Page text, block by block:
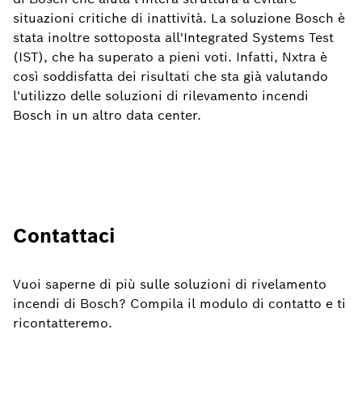
situazioni critiche di inattività. La soluzione Bosch è
stata inoltre sottoposta all'Integrated Systems Test
(IST), che ha superato a pieni voti. Infatti, Nxtra è
così soddisfatta dei risultati che sta già valutando
l'utilizzo delle soluzioni di rilevamento incendi
Bosch in un altro data center.
Contattaci
Vuoi saperne di più sulle soluzioni di rivelamento
incendi di Bosch? Compila il modulo di contatto e ti
ricontatteremo.